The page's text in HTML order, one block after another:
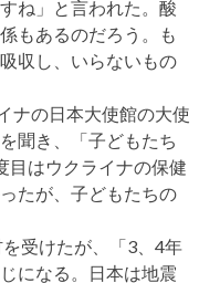
ね」と言われた。酸
もあるのだろう。も
収し、いらないもの
ナの日本大使館の大使
聞き、「子どもたち
目はウクライナの保健
たが、子どもたちの
受けたが、「3、4年
になる。日本は地震